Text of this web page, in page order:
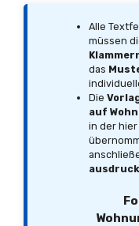
Alle
müssen
das
Die
auf
in der